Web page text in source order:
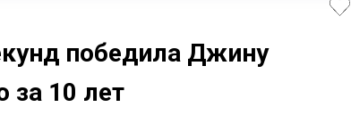
победила Джину
за 10 лет